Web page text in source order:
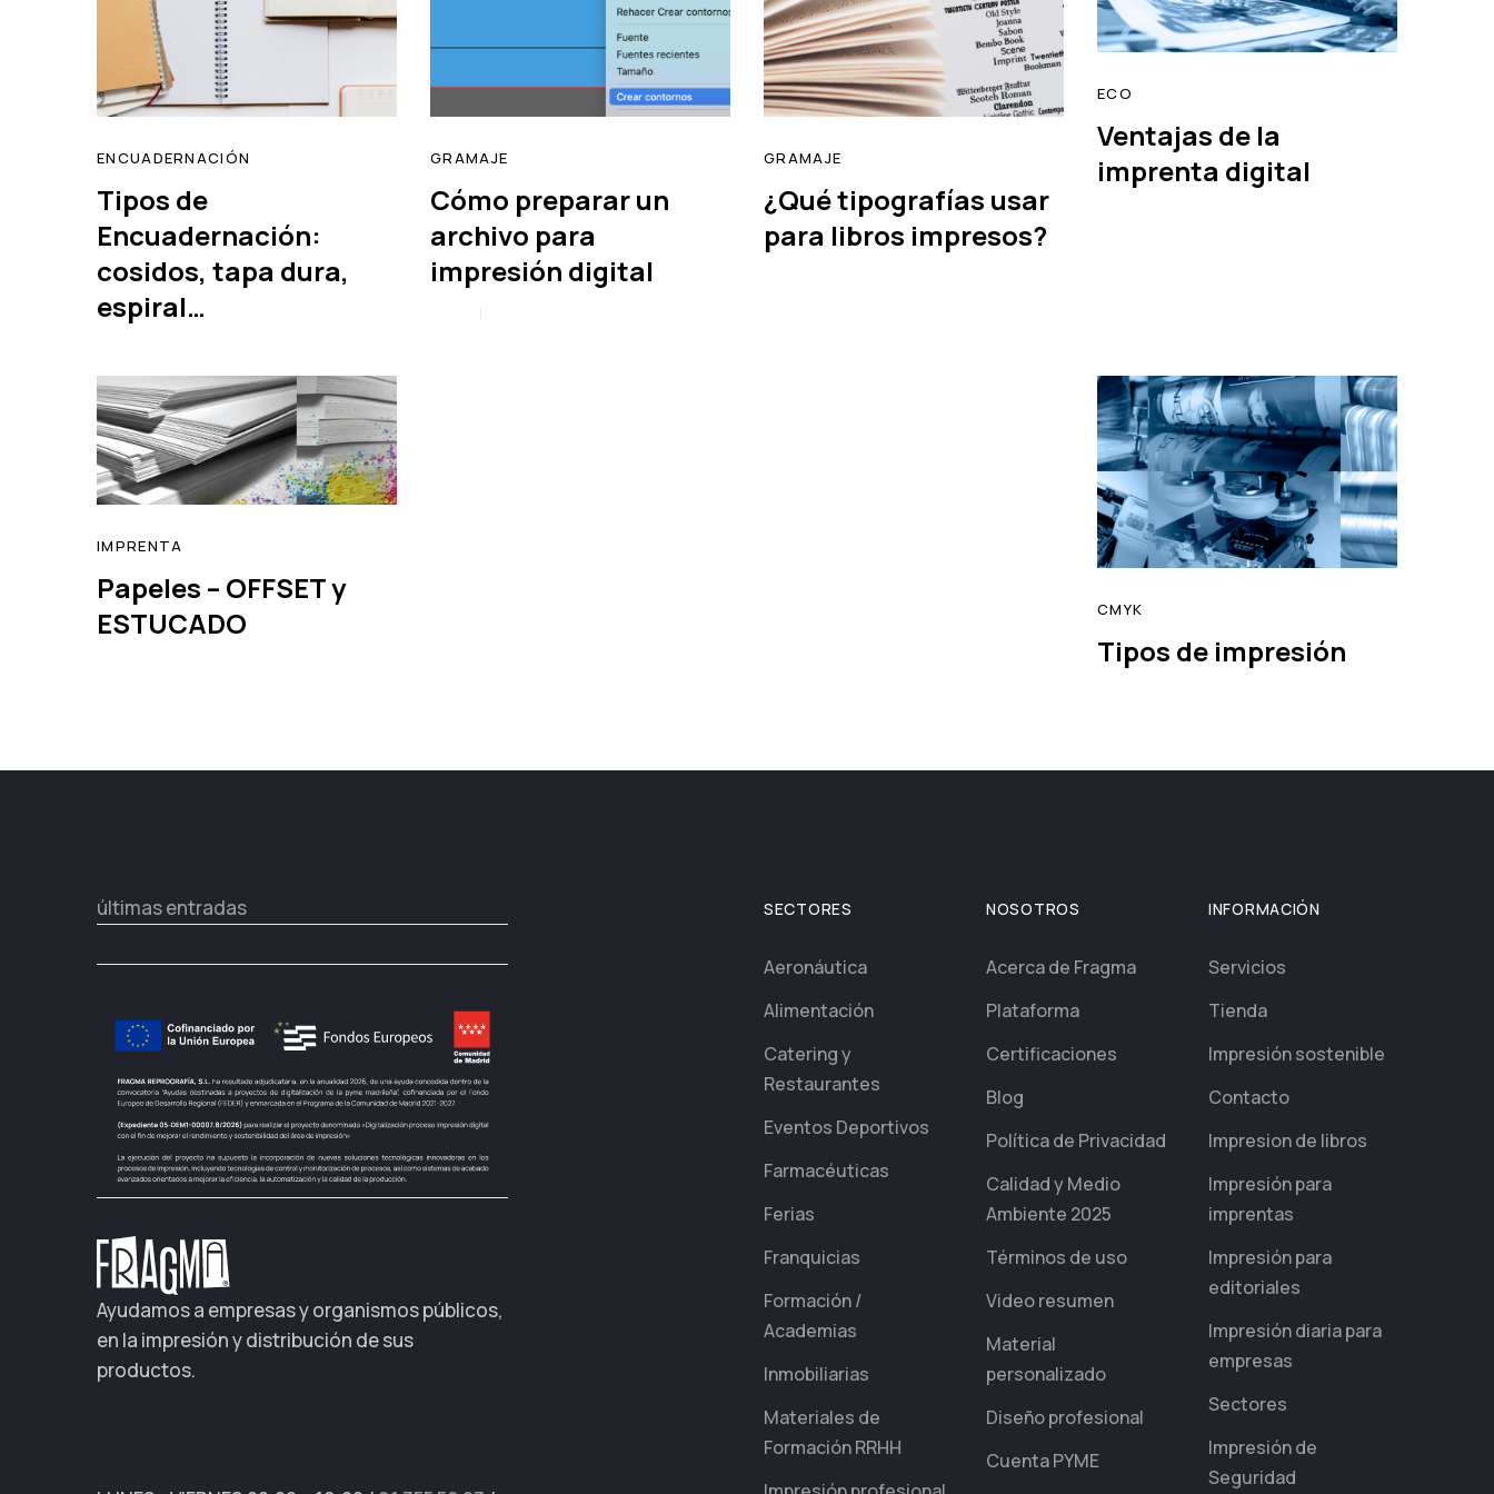
ENCUADERNACIÓN
Tipos de
Encuadernación:
cosidos, tapa dura,
espiral…
GRAMAJE
Cómo preparar un
archivo para
impresión digital
GRAMAJE
¿Qué tipografías usar
para libros impresos?
ECO
Ventajas de la
imprenta digital
Tags
IMPRENTA
Papeles – OFFSET y
ESTUCADO
Tags
CMYK
Tipos de impresión
últimas entradas
Ayudamos a empresas y organismos públicos,
en la impresión y distribución de sus
productos.
SECTORES
Aeronáutica
Alimentación
Catering y
Restaurantes
Eventos Deportivos
Farmacéuticas
Ferias
Franquicias
Formación /
Academias
Inmobiliarias
Materiales de
Formación RRHH
NOSOTROS
Acerca de Fragma
Plataforma
Certificaciones
Blog
Política de Privacidad
Calidad y Medio
Ambiente 2025
Términos de uso
Video resumen
Material
personalizado
Diseño profesional
Cuenta PYME
INFORMACIÓN
Servicios
Tienda
Impresión sostenible
Contacto
Impresion de libros
Impresión para
imprentas
Impresión para
editoriales
Impresión diaria para
empresas
Sectores
Impresión de
Seguridad